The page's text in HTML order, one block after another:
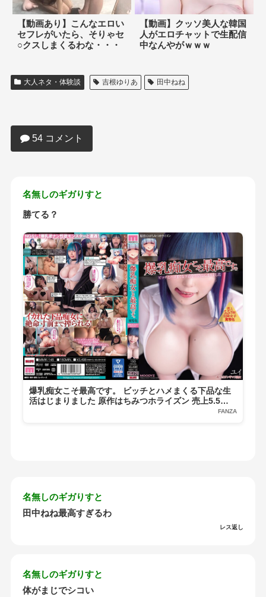
【動画あり】こんなエロい
セフレがいたら、そりゃセ
○クスしまくるわな・・・
【動画】クッソ美人な韓国
人がエロチャットで生配信
中なんやがｗｗｗ
大人ネタ・体験談 吉根ゆりあ 田中ねね
ｗｗ
54 コメント
名無しのギガりすと
勝てる？
爆乳痴女こそ最高です。 ビッチとハメまくる下品な生
活はじまりました 原作はちみつホライズン 売上5.5万
FANZA
名無しのギガりすと
田中ねね最高すぎるわ
レス返し
名無しのギガりすと
体がまじでシコい